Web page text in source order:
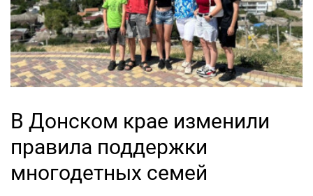
В Донском крае изменили
правила поддержки
многодетных семей